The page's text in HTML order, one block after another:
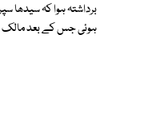
برداشتہ ہوا کہ سیدھا
ہوئی جس کے بعد مالک